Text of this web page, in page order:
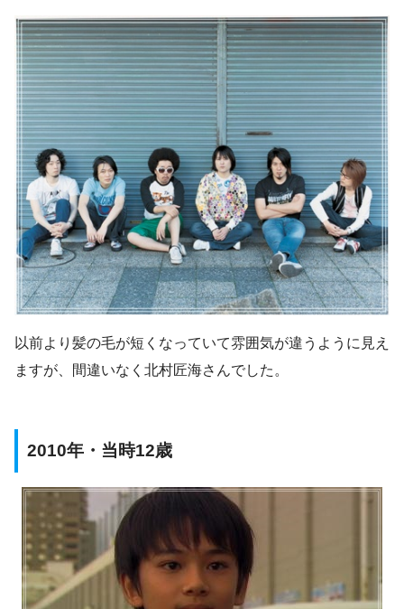
以前より髪の毛が短くなっていて雰囲気が違うように見え
ますが、間違いなく北村匠海さんでした。
2010年・当時12歳